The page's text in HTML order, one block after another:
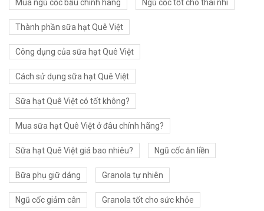
Mua ngũ cốc bầu chính hãng Ngũ cốc tốt cho thai nhi
Thành phần sữa hạt Quê Việt
Công dụng của sữa hạt Quê Việt
Cách sử dụng sữa hạt Quê Việt
Sữa hạt Quê Việt có tốt không?
Mua sữa hạt Quê Việt ở đâu chính hãng?
Sữa hạt Quê Việt giá bao nhiêu? Ngũ cốc ăn liền
Bữa phụ giữ dáng Granola tự nhiên
Ngũ cốc giảm cân Granola tốt cho sức khỏe